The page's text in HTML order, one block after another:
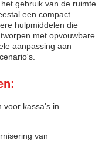
gebruik van de ruimte
een compact
hulpmiddelen die
met opvouwbare
aanpassing aan
voor kassa's in
van